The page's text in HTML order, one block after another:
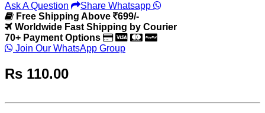
Ask A Question
Share Whatsapp
Free Shipping Above
699/-
Worldwide Fast Shipping by Courier
70+ Payment Options
Join Our WhatsApp Group
Rs 110.00